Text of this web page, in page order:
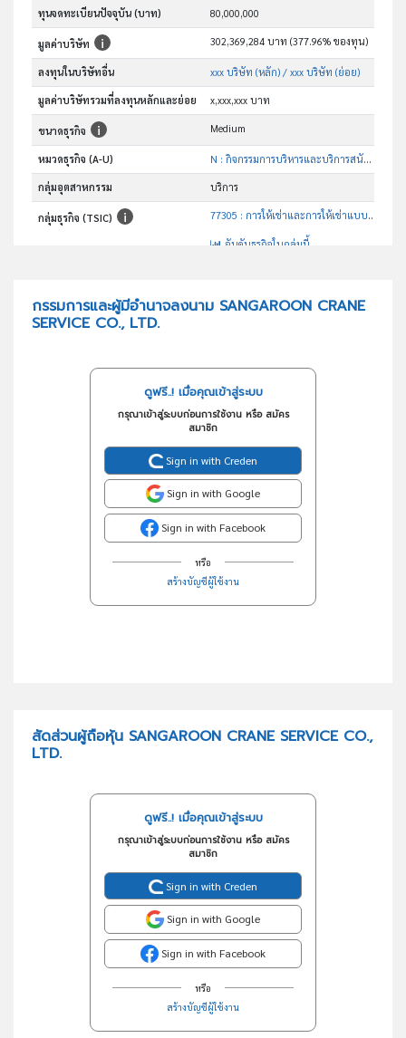
ทุนจดทะเบียนปัจจุบัน (บาท) 80,000,000
มูลค่าบริษัท 302,369,284 บาท (377.96% ของทุน)
ลงทุนในบริษัทอื่น xxx บริษัท (หลัก)/ xxx บริษัท (ย่อย)
มูลค่าบริษัทรวมที่ลงทุนหลักและย่อย x,xxx,xxx บาท
ขนาดธุรกิจ Medium
หมวดธุรกิจ (A-U) N : กิจกรรมการบริหารและบริการสนับสนุน
กลุ่มอุตสาหกรรม บริการ
กลุ่มธุรกิจ (TSIC) 77305 : การให้เช่าและการให้เช่าแบบลีสซิ่งเครื่องจักรและอุปกรณ์ ที่ใช้ในการก่อสร้างและงานวิศวกรรมโยธา
อันดับธุรกิจในกลุ่มนี้
กรรมการและผู้มีอำนาจลงนาม SANGAROON CRANE
SERVICE CO., LTD.
ดูฟรี..! เมื่อคุณเข้าสู่ระบบ
กรุณาเข้าสู่ระบบก่อนการใช้งาน หรือ สมัคร
สมาชิก
Sign in with Creden
Sign in with Google
Sign in with Facebook
หรือ
สร้างบัญชีผู้ใช้งาน
สัดส่วนผู้ถือหุ้น SANGAROON CRANE SERVICE CO.,
LTD.
ดูฟรี..! เมื่อคุณเข้าสู่ระบบ
กรุณาเข้าสู่ระบบก่อนการใช้งาน หรือ สมัคร
สมาชิก
Sign in with Creden
Sign in with Google
Sign in with Facebook
หรือ
สร้างบัญชีผู้ใช้งาน